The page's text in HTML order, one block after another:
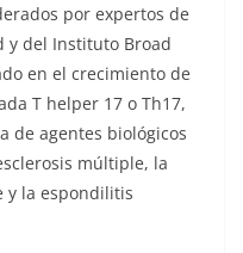
por expertos de
y del Instituto Broad
en el crecimiento de
T helper 17 o Th17,
de agentes biológicos
múltiple, la
y la espondilitis